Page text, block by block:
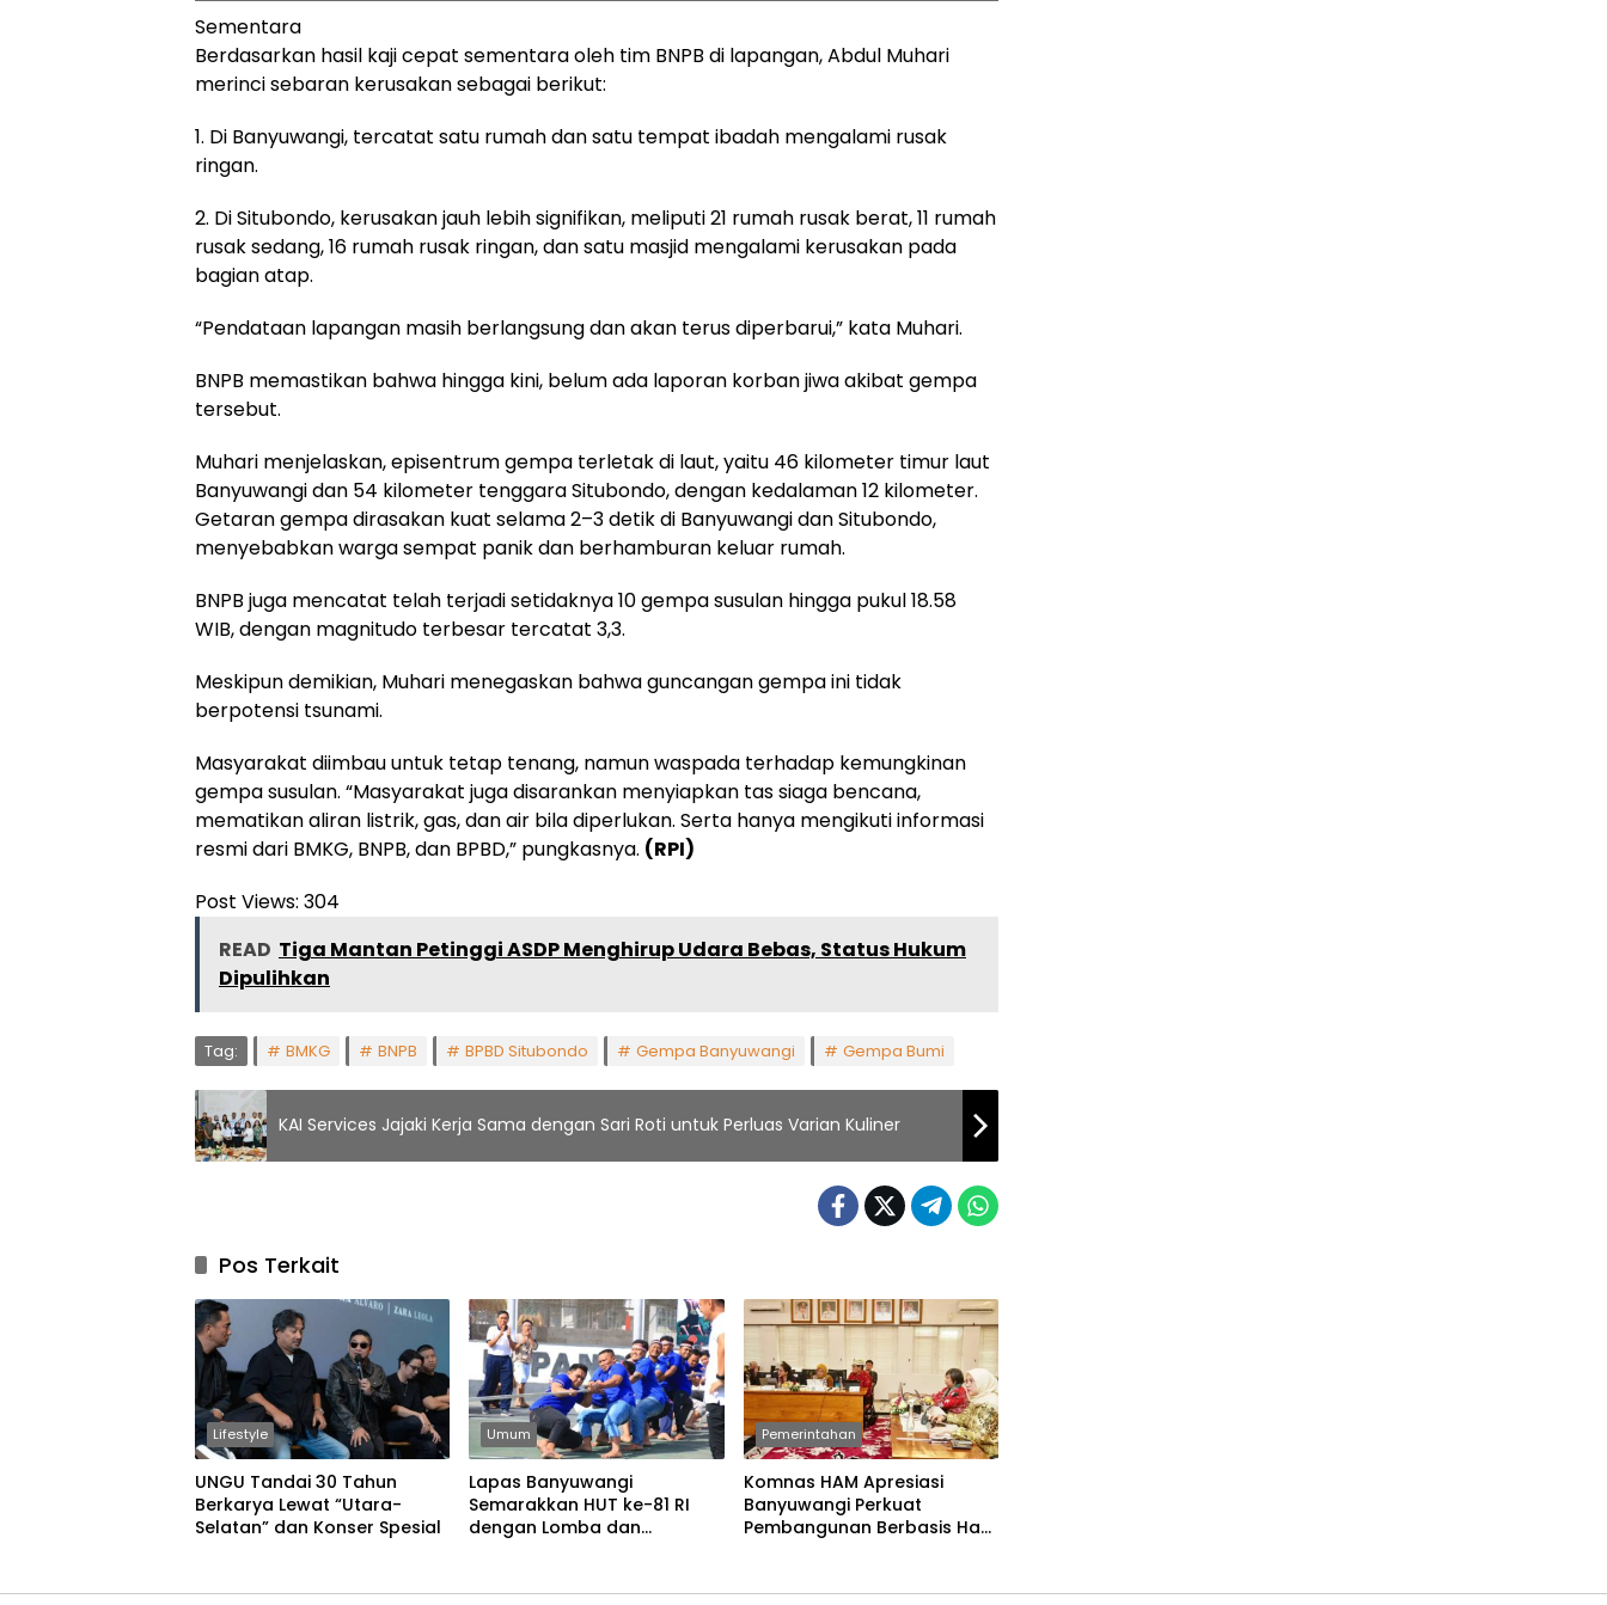
Sementara
Berdasarkan hasil kaji cepat sementara oleh tim BNPB di lapangan, Abdul Muhari
merinci sebaran kerusakan sebagai berikut:
1. Di Banyuwangi, tercatat satu rumah dan satu tempat ibadah mengalami rusak
ringan.
2. Di Situbondo, kerusakan jauh lebih signifikan, meliputi 21 rumah rusak berat, 11 rumah
rusak sedang, 16 rumah rusak ringan, dan satu masjid mengalami kerusakan pada
bagian atap.
“Pendataan lapangan masih berlangsung dan akan terus diperbarui,” kata Muhari.
BNPB memastikan bahwa hingga kini, belum ada laporan korban jiwa akibat gempa
tersebut.
Muhari menjelaskan, episentrum gempa terletak di laut, yaitu 46 kilometer timur laut
Banyuwangi dan 54 kilometer tenggara Situbondo, dengan kedalaman 12 kilometer.
Getaran gempa dirasakan kuat selama 2–3 detik di Banyuwangi dan Situbondo,
menyebabkan warga sempat panik dan berhamburan keluar rumah.
BNPB juga mencatat telah terjadi setidaknya 10 gempa susulan hingga pukul 18.58
WIB, dengan magnitudo terbesar tercatat 3,3.
Meskipun demikian, Muhari menegaskan bahwa guncangan gempa ini tidak
berpotensi tsunami.
Masyarakat diimbau untuk tetap tenang, namun waspada terhadap kemungkinan
gempa susulan. “Masyarakat juga disarankan menyiapkan tas siaga bencana,
mematikan aliran listrik, gas, dan air bila diperlukan. Serta hanya mengikuti informasi
resmi dari BMKG, BNPB, dan BPBD,” pungkasnya. (RPI)
Post Views: 304
READ Tiga Mantan Petinggi ASDP Menghirup Udara Bebas, Status Hukum
Dipulihkan
Tag: BMKG BNPB BPBD Situbondo Gempa Banyuwangi Gempa Bumi
KAI Services Jajaki Kerja Sama dengan Sari Roti untuk Perluas Varian Kuliner
Pos Terkait
Lifestyle
UNGU Tandai 30 Tahun
Berkarya Lewat “Utara-
Selatan” dan Konser Spesial
Umum
Lapas Banyuwangi
Semarakkan HUT ke-81 RI
dengan Lomba dan
Pemerintahan
Komnas HAM Apresiasi
Banyuwangi Perkuat
Pembangunan Berbasis Hak